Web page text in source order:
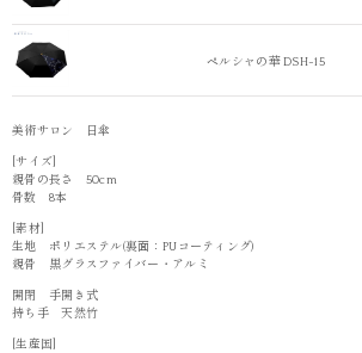
ペルシャの華 DSH-15
ペルシャの華 DSH-15
美術サロン 日傘
[サイズ]
親骨の長さ 50cm
骨数 8本
[素材]
生地 ポリエステル(裏面：PUコーティング)
親骨 黒グラスファイバー・アルミ
開閉 手開き式
持ち手 天然竹
[生産国]